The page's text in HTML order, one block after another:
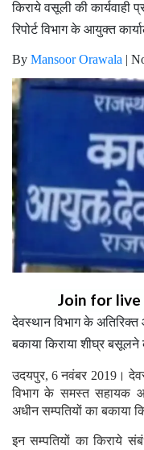
किराये वसूली की कार्यवाही
रिपोर्ट विभाग के आयुक्त
By Mansoor Orawala |
Join for
देवस्थान विभाग के
बकाया किराया शीघ्र बसूलने
उदयपुर, 6 नवंबर 2019।
विभाग के समस्त सहायक
अधीन सम्पतियों का बकाया
इन सम्पतियों का किराये